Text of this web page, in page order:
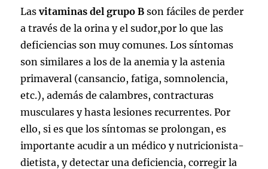
Lasvitaminas del grupo B son fáciles de perder
a través de la orina y el sudor,por lo que las
deficiencias son muy comunes. Los síntomas
son similares a los de la anemia y la astenia
primaveral (cansancio, fatiga, somnolencia,
etc.), además de calambres, contracturas
musculares y hasta lesiones recurrentes. Por
ello, si es que los síntomas se prolongan, es
importante acudir a un médico y nutricionista-
dietista, y detectar una deficiencia, corregir la